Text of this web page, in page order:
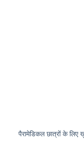
पैरामेडिकल छात्रों के लिए